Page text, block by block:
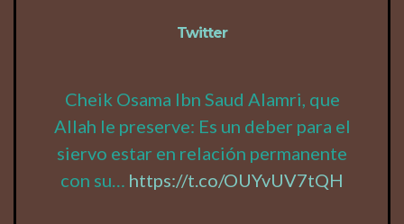
Twitter
Cheik Osama Ibn Saud Alamri, que
Allah le preserve: Es un deber para el
siervo estar en relación permanente
con su… https://t.co/OUYvUV7tQH